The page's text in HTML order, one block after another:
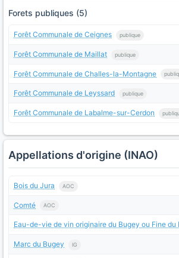
Forets publiques (5)
Forêt Communale de Ceignes publique
Forêt Communale de Maillat publique
Forêt Communale de Challes-la-Montagne
Forêt Communale de Leyssard publique
Forêt Communale de Labalme-sur-Cerdon
Appellations d'origine (INAO)
Bois du Jura AOC
Comté AOC
Eau-de-vie de vin originaire du Bugey ou Fine du
Marc du Bugey IG